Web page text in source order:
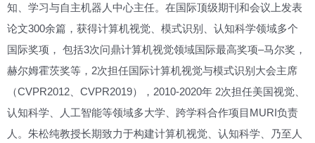
知、学习与自主机器人中心主任。在国际顶级期刊和会议上发表
论文300余篇，获得计算机视觉、模式识别、认知科学领域多个
国际奖项， 包括3次问鼎计算机视觉领域国际最高奖项–马尔奖，
赫尔姆霍茨奖等，2次担任国际计算机视觉与模式识别大会主席
（CVPR2012、CVPR2019），2010-2020年 2次担任美国视觉、
认知科学、人工智能等领域多大学、跨学科合作项目MURI负责
人。朱松纯教授长期致力于构建计算机视觉、认知科学、乃至人